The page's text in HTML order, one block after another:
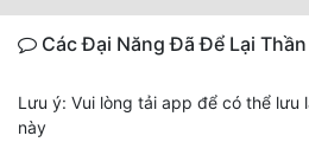
Các Đại Năng Đã Để Lại
Lưu ý: Vui lòng tải app để có thể lưu
này